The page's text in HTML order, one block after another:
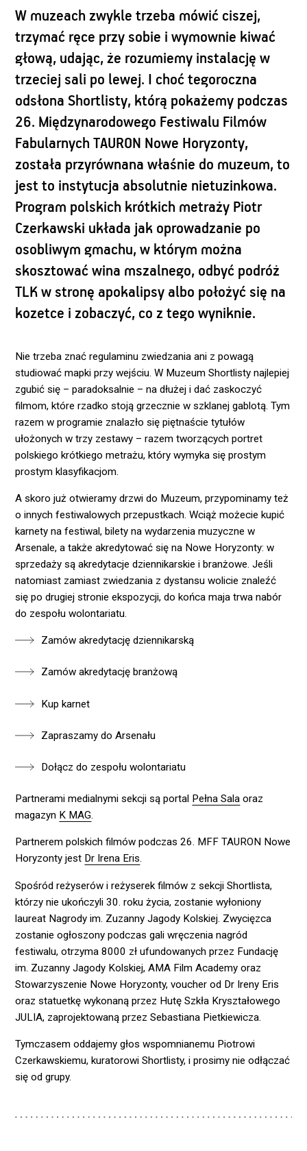
W muzeach zwykle trzeba mówić ciszej,
trzymać ręce przy sobie i wymownie kiwać
głową, udając, że rozumiemy instalację w
trzeciej sali po lewej. I choć tegoroczna
odsłona Shortlisty, którą pokażemy podczas
26. Międzynarodowego Festiwalu Filmów
Fabularnych TAURON Nowe Horyzonty,
została przyrównana właśnie do muzeum, to
jest to instytucja absolutnie nietuzinkowa.
Program polskich krótkich metraży Piotr
Czerkawski układa jak oprowadzanie po
osobliwym gmachu, w którym można
skosztować wina mszalnego, odbyć podróż
TLK w stronę apokalipsy albo położyć się na
kozetce i zobaczyć, co z tego wyniknie.
Nie trzeba znać regulaminu zwiedzania ani z powagą
studiować mapki przy wejściu. W Muzeum Shortlisty najlepiej
zgubić się – paradoksalnie – na dłużej i dać zaskoczyć
filmom, które rzadko stoją grzecznie w szklanej gablotą. Tym
razem w programie znalazło się piętnaście tytułów
ułożonych w trzy zestawy – razem tworzących portret
polskiego krótkiego metrażu, który wymyka się prostym
prostym klasyfikacjom.
A skoro już otwieramy drzwi do Muzeum, przypominamy też
o innych festiwalowych przepustkach. Wciąż możecie kupić
karnety na festiwal, bilety na wydarzenia muzyczne w
Arsenale, a także akredytować się na Nowe Horyzonty: w
sprzedaży są akredytacje dziennikarskie i branżowe. Jeśli
natomiast zamiast zwiedzania z dystansu wolicie znaleźć
się po drugiej stronie ekspozycji, do końca maja trwa nabór
do zespołu wolontariatu.
Zamów akredytację dziennikarską
Zamów akredytację branżową
Kup karnet
Zapraszamy do Arsenału
Dołącz do zespołu wolontariatu
Partnerami medialnymi sekcji są portal Pełna Sala oraz
magazyn K MAG.
Partnerem polskich filmów podczas 26. MFF TAURON Nowe
Horyzonty jest Dr Irena Eris.
Spośród reżyserów i reżyserek filmów z sekcji Shortlista,
którzy nie ukończyli 30. roku życia, zostanie wyłoniony
laureat Nagrody im. Zuzanny Jagody Kolskiej. Zwycięzca
zostanie ogłoszony podczas gali wręczenia nagród
festiwalu, otrzyma 8000 zł ufundowanych przez Fundację
im. Zuzanny Jagody Kolskiej, AMA Film Academy oraz
Stowarzyszenie Nowe Horyzonty, voucher od Dr Ireny Eris
oraz statuetkę wykonaną przez Hutę Szkła Kryształowego
JULIA, zaprojektowaną przez Sebastiana Pietkiewicza.
Tymczasem oddajemy głos wspomnianemu Piotrowi
Czerkawskiemu, kuratorowi Shortlisty, i prosimy nie odłączać
się od grupy.